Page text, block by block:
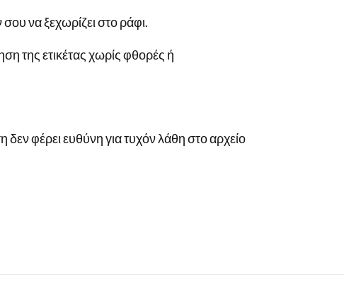
να ξεχωρίζει στο ράφι.
της ετικέτας χωρίς φθορές ή
φέρει ευθύνη για τυχόν λάθη στο αρχείο